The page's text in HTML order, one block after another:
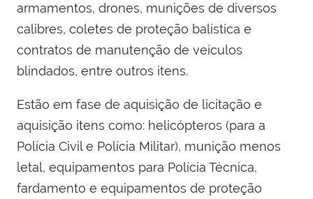
armamentos, drones, munições de diversos
calibres, coletes de proteção balística e
contratos de manutenção de veículos
blindados, entre outros itens.
Estão em fase de aquisição de licitação e
aquisição itens como: helicópteros (para a
Polícia Civil e Polícia Militar), munição menos
letal, equipamentos para Polícia Técnica,
fardamento e equipamentos de proteção